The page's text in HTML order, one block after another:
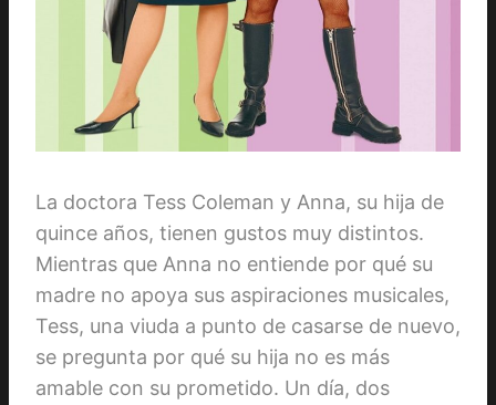
La doctora Tess Coleman y Anna, su hija de
quince años, tienen gustos muy distintos.
Mientras que Anna no entiende por qué su
madre no apoya sus aspiraciones musicales,
Tess, una viuda a punto de casarse de nuevo,
se pregunta por qué su hija no es más
amable con su prometido. Un día, dos